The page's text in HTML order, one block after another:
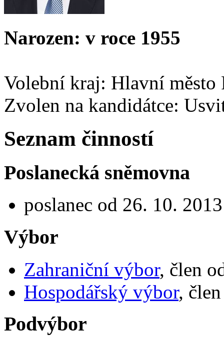
Narozen: v roce 1955
Volební kraj: Hlavní město
Zvolen na kandidátce:
Seznam činností
Poslanecká sněmovna
poslanec od 26. 10.
Výbor
Zahraniční výbor, člen
Hospodářský výbor,
Podvýbor